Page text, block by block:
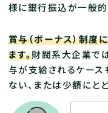
様に銀行振込が一般的
賞与（ボーナス）制度
ます。財閥系大企業で
与が支給されるケース
ない、または少額にと